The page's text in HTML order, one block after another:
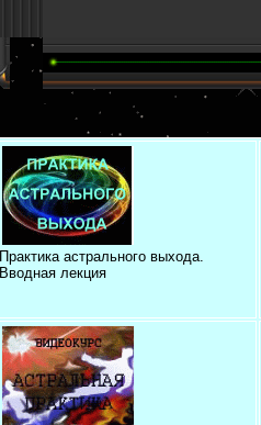
Практика астрального выхода.
Вводная лекция